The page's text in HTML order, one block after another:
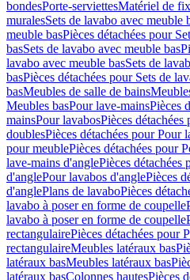
bondesPorte-serviettesMatériel de
muralesSets de lavabo avec meuble
meuble basPièces détachées pour
basSets de lavabo avec meuble bas
lavabo avec meuble basSets de
basPièces détachées pour Sets de
basMeubles de salle de bains
Meubles basPour lave-mainsPièces
mainsPour lavabosPièces
doublesPièces détachées pour Pour
pour meublePièces détachées pour
lave-mains d'anglePièces détachées
d'anglePour lavabos d'anglePièces
d'anglePlans de lavaboPièces
lavabo à poser en forme de coupelle
lavabo à poser en forme de coupelle
rectangulairePièces détachées pour
rectangulaireMeubles latéraux bas
latéraux basMeubles latéraux bas
latéraux basColonnes hautesPièces